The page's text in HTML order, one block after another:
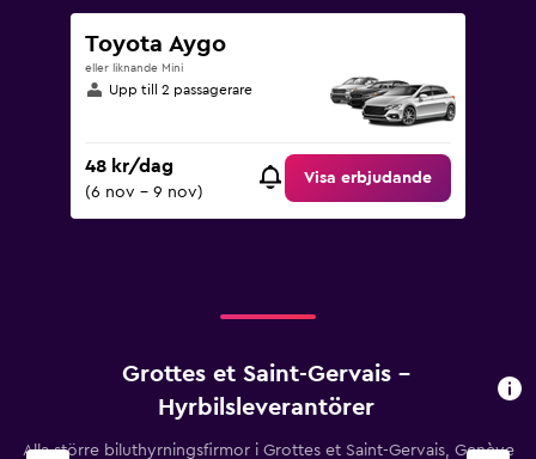
Toyota Aygo
eller liknande Mini
Upp till 2 passagerare
48 kr/dag
(6 nov - 9 nov)
Visa erbjudande
Grottes et Saint-Gervais –
Hyrbilsleverantörer
Alla större biluthyrningsfirmor i Grottes et Saint-Gervais, Genève